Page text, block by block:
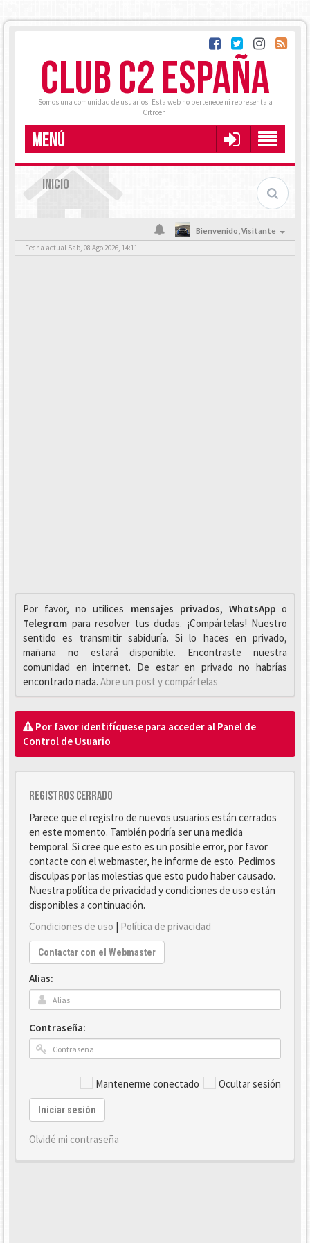
CLUB C2 ESPAÑA
Somos una comunidad de usuarios. Esta web no pertenece ni representa a
Citroën.
MENÚ
INICIO
Bienvenido,Visitante
Fecha actual Sab, 08 Ago 2026, 14:11
Por favor, no utilices mensajes privados, WhαtsAppo
Telegrαm para resolver tus dudas. ¡Compártelas! Nuestro
sentido es transmitir sabiduría. Si lo haces en privado,
mañana no estará disponible. Encontraste nuestra
comunidad en internet. De estar en privado no habrías
encontrado nada. Abre un post y compártelas
Por favor identifíquese para acceder al Panel de
Control de Usuario
Registros cerrado
Parece que el registro de nuevos usuarios están cerrados
en este momento. También podría ser una medida
temporal. Si cree que esto es un posible error, por favor
contacte con el webmaster, he informe de esto. Pedimos
disculpas por las molestias que esto pudo haber causado.
Nuestra política de privacidad y condiciones de uso están
disponibles a continuación.
Condiciones de uso | Política de privacidad
Contactar con el Webmaster
Alias:
Contraseña:
Mantenerme conectado Ocultar sesión
Iniciar sesión
Olvidé mi contraseña